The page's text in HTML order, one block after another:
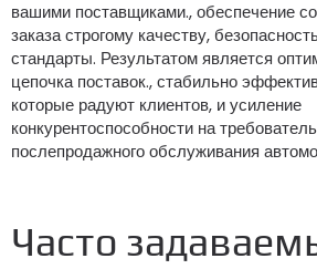
вашими поставщиками., обеспечение
заказа строгому качеству,
стандарты. Результатом является
цепочка поставок., стабильно
которые радуют клиентов, и усиление
конкурентоспособности на
послепродажного обслуживания
Часто